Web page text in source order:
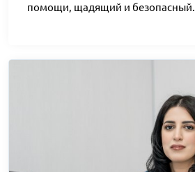
помощи, щадящий и безопасный.